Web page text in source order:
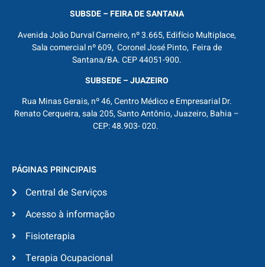
SUBSDE – FEIRA DE SANTANA
Avenida João Durval Carneiro, nº 3.665, Edifício Multiplace,
Sala comercial nº 609, Coronel José Pinto, Feira de
Santana/BA. CEP 44051-900.
SUBSEDE – JUAZEIRO
Rua Minas Gerais, nº 46, Centro Médico e Empresarial Dr.
Renato Cerqueira, sala 205, Santo Antônio, Juazeiro, Bahia –
CEP: 48.903- 020.
PÁGINAS PRINCIPAIS
Central de Serviços
Acesso à informação
Fisioterapia
Terapia Ocupacional